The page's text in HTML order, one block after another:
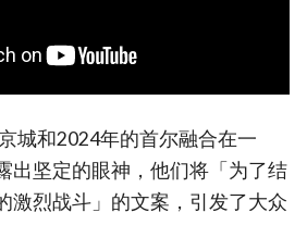
城和2024年的首尔融合在一
出坚定的眼神，他们将「为了结
激烈战斗」的文案，引发了大众